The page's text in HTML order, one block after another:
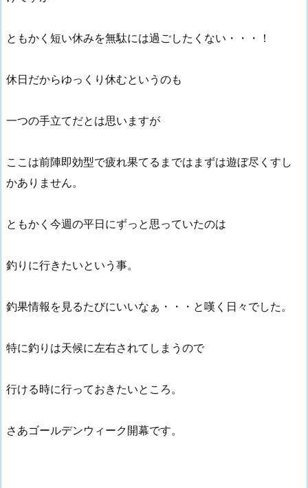
ともかく短い休みを無駄には過ごしたくない・・・！
休日だからゆっくり休むというのも
一つの手立てだとは思いますが
ここは前陣即効型で疲れ果てるまではまずは遊ぼ尽くすし
かありません。
ともかく今週の平日にずっと思っていたのは
釣りに行きたいという事。
釣果情報を見るたびにいいなぁ・・・と嘆く日々でした。
特に釣りは天候に左右されてしまうので
行ける時に行っておきたいところ。
さあゴールデンウィーク開幕です。